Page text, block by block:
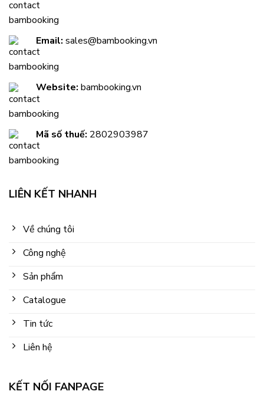
Email: sales@bambooking.vn
Website: bambooking.vn
Mã số thuế: 2802903987
LIÊN KẾT NHANH
Về chúng tôi
Công nghệ
Sản phẩm
Catalogue
Tin tức
Liên hệ
KẾT NỐI FANPAGE